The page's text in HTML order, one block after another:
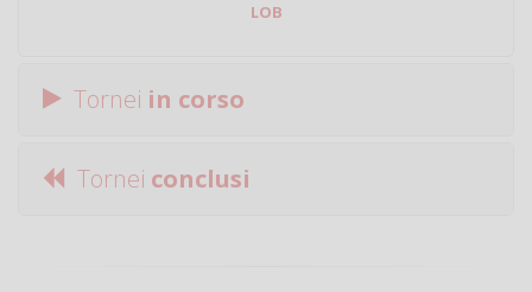
LOB
Tornei in corso
Tornei conclusi